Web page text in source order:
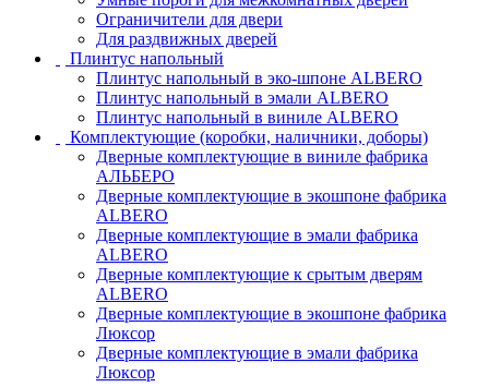
Ограничители для двери
Для раздвижных дверей
Плинтус напольный
Плинтус напольный в эко-шпоне ALBERO
Плинтус напольный в эмали ALBERO
Плинтус напольный в виниле ALBERO
Комплектующие (коробки, наличники, доборы)
Дверные комплектующие в виниле фабрика
АЛЬБЕРО
Дверные комплектующие в экошпоне фабрика
ALBERO
Дверные комплектующие в эмали фабрика
ALBERO
Дверные комплектующие к срытым дверям
ALBERO
Дверные комплектующие в экошпоне фабрика
Люксор
Дверные комплектующие в эмали фабрика
Люксор